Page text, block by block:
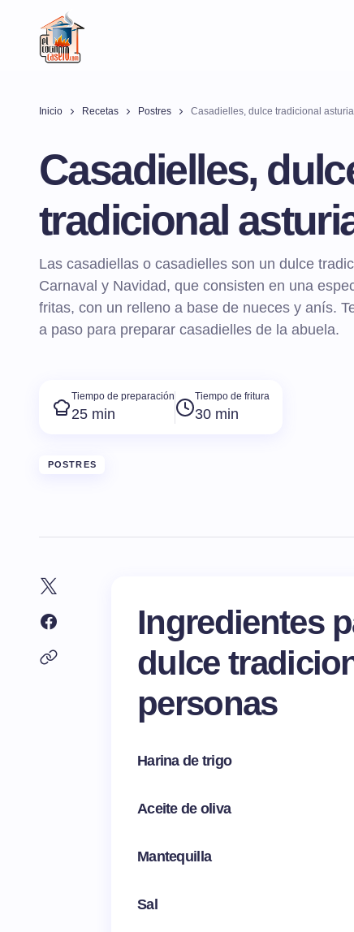
Inicio Recetas Postres Casadielles, dulce tradicional
Casadielles,
tradicional
Las casadiellas o casadielles son un dulce
Carnaval y Navidad, que consisten en una
fritas, con un relleno a base de nueces y anís.
a paso para preparar casadielles de la abuela.
Tiempo de preparación
25 min
Tiempo de fritura
30 min
POSTRES
Ingredientes
dulce
personas
Harina de trigo
Aceite de oliva
Mantequilla
Sal